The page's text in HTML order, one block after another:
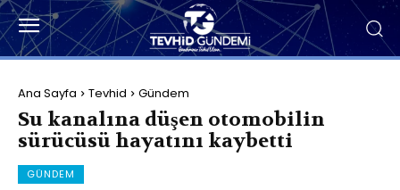
Ana Sayfa Tevhid Gündem
Su kanalına düşen otomobilin
sürücüsü hayatını kaybetti
GÜNDEM